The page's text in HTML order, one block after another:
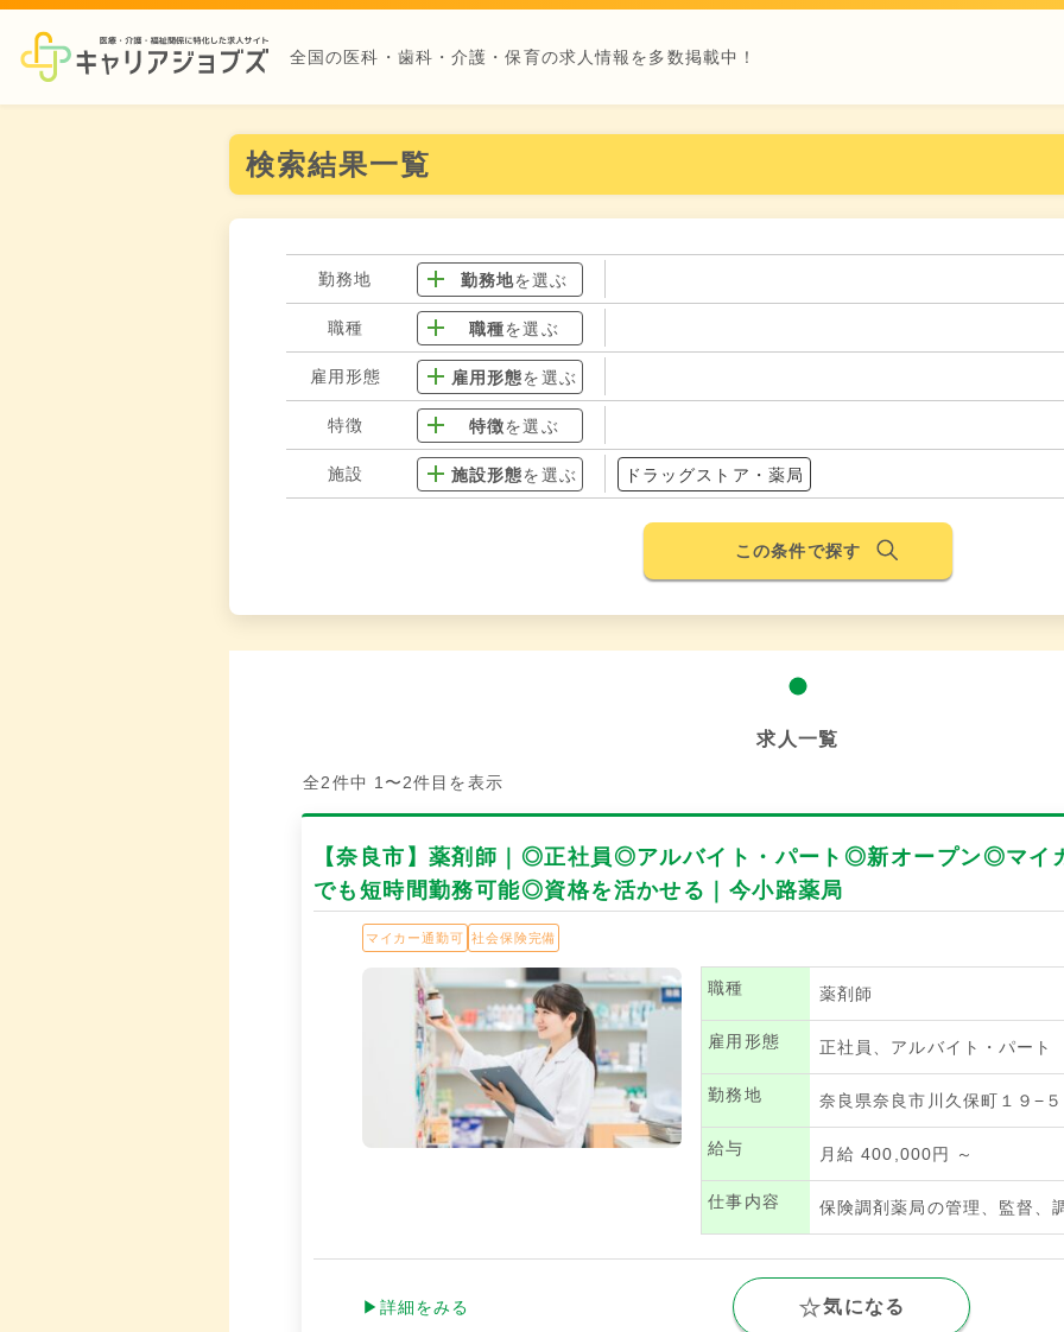
全国の医科・歯科・介護・保育の求人情報を多数掲載中！
検索結果一覧
勤務地 勤務地を選ぶ
職種 職種を選ぶ
雇用形態 雇用形態を選ぶ
特徴 特徴を選ぶ
施設 施設形態を選ぶ ドラッグストア・薬局
この条件で探す
求人一覧
全2件中 1〜2件目を表示
【奈良市】薬剤師｜◎正社員◎アルバイト・パート◎新オープン◎マイ
でも短時間勤務可能◎資格を活かせる｜今小路薬局
マイカー通勤可 社会保険完備
職種 薬剤師
雇用形態 正社員、アルバイト・パート
勤務地 奈良県奈良市川久保町１９−
給与 月給 400,000円 ～
仕事内容 保険調剤薬局の管理、監督、
▶詳細をみる 気になる